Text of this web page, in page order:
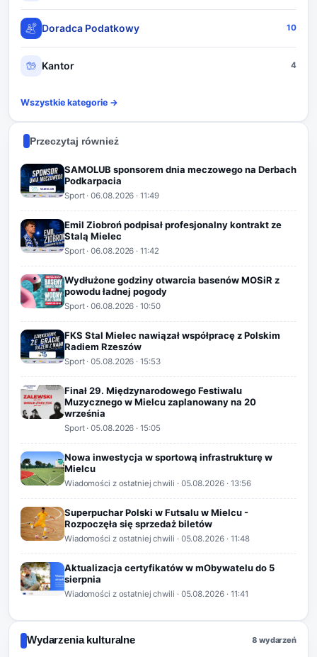
Doradca Podatkowy 10
Kantor 4
Wszystkie kategorie →
Przeczytaj również
SAMOLUB sponsorem dnia meczowego na Derbach
Podkarpacia
Sport·06.08.2026 · 11:49
Emil Ziobroń podpisał profesjonalny kontrakt ze
Stalą Mielec
Sport·06.08.2026 · 11:42
Wydłużone godziny otwarcia basenów MOSiR z
powodu ładnej pogody
Sport·06.08.2026 · 10:50
FKS Stal Mielec nawiązał współpracę z Polskim
Radiem Rzeszów
Sport·05.08.2026 · 15:53
Finał 29. Międzynarodowego Festiwalu
Muzycznego w Mielcu zaplanowany na 20
września
Sport·05.08.2026 · 15:05
Nowa inwestycja w sportową infrastrukturę w
Mielcu
Wiadomości z ostatniej chwili · 05.08.2026· 13:56
Superpuchar Polski w Futsalu w Mielcu -
Rozpoczęła się sprzedaż biletów
Wiadomości z ostatniej chwili · 05.08.2026· 11:48
Aktualizacja certyfikatów w mObywatelu do 5
sierpnia
Wiadomości z ostatniej chwili · 05.08.2026· 11:41
Wydarzenia kulturalne 8 wydarzeń